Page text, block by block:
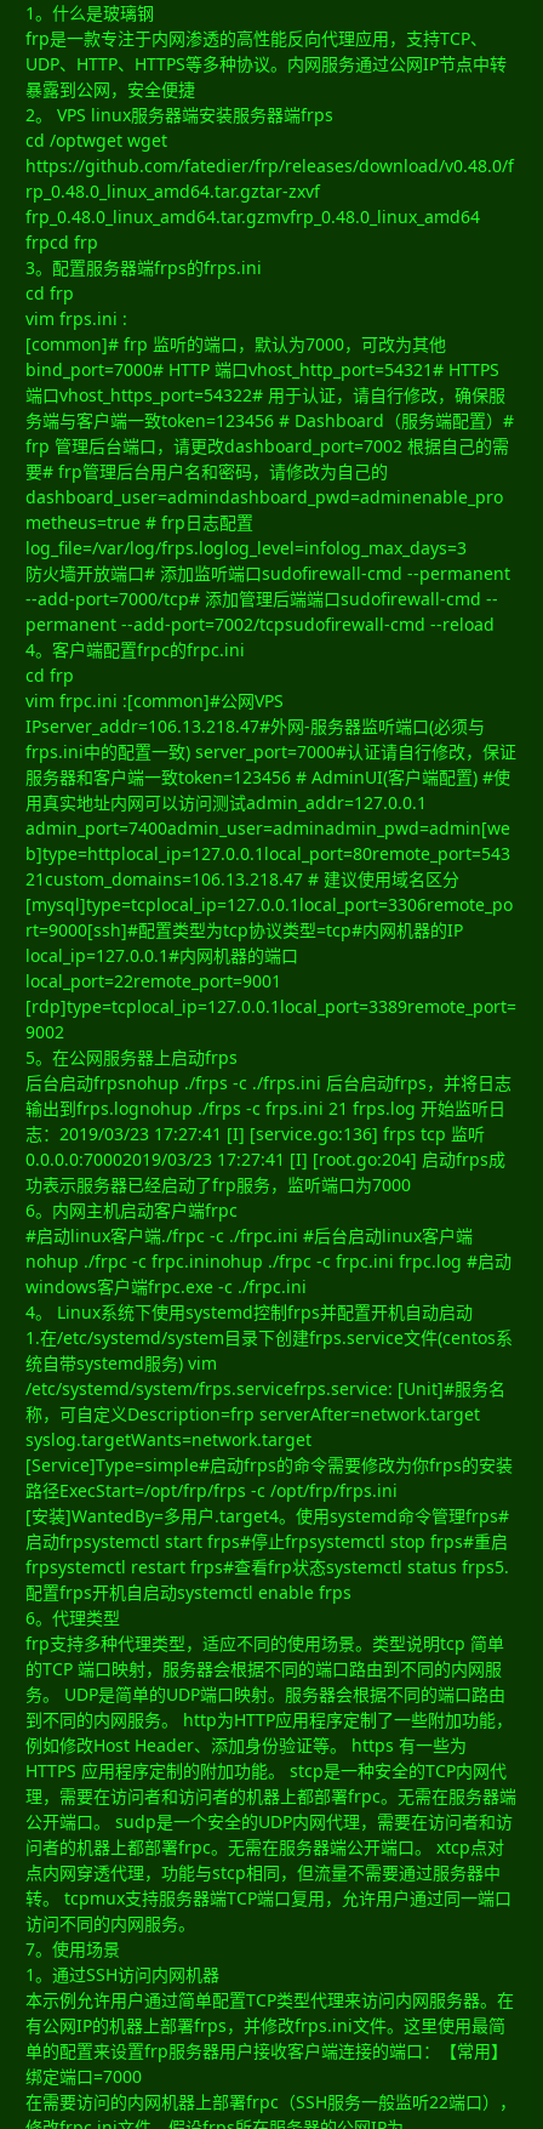
1。什么是玻璃钢
frp是一款专注于内网渗透的高性能反向代理应用，支持TCP、
UDP、HTTP、HTTPS等多种协议。内网服务通过公网IP节点中转
暴露到公网，安全便捷
2。 VPS linux服务器端安装服务器端frps
cd /optwget wget
https://github.com/fatedier/frp/releases/download/v0.48.0/f
rp_0.48.0_linux_amd64.tar.gztar-zxvf
frp_0.48.0_linux_amd64.tar.gzmvfrp_0.48.0_linux_amd64
frpcd frp
3。配置服务器端frps的frps.ini
cd frp
vim frps.ini :
[common]# frp 监听的端口，默认为7000，可改为其他
bind_port=7000# HTTP 端口vhost_http_port=54321# HTTPS
端口vhost_https_port=54322# 用于认证，请自行修改，确保服
务端与客户端一致token=123456 # Dashboard（服务端配置）#
frp 管理后台端口，请更改dashboard_port=7002 根据自己的需
要# frp管理后台用户名和密码，请修改为自己的
dashboard_user=admindashboard_pwd=adminenable_pro
metheus=true # frp日志配置
log_file=/var/log/frps.loglog_level=infolog_max_days=3
防火墙开放端口# 添加监听端口sudofirewall-cmd --permanent
--add-port=7000/tcp# 添加管理后端端口sudofirewall-cmd --
permanent --add-port=7002/tcpsudofirewall-cmd --reload
4。客户端配置frpc的frpc.ini
cd frp
vim frpc.ini :[common]#公网VPS
IPserver_addr=106.13.218.47#外网-服务器监听端口(必须与
frps.ini中的配置一致) server_port=7000#认证请自行修改，保证
服务器和客户端一致token=123456 # AdminUI(客户端配置) #使
用真实地址内网可以访问测试admin_addr=127.0.0.1
admin_port=7400admin_user=adminadmin_pwd=admin[we
b]type=httplocal_ip=127.0.0.1local_port=80remote_port=543
21custom_domains=106.13.218.47 # 建议使用域名区分
[mysql]type=tcplocal_ip=127.0.0.1local_port=3306remote_po
rt=9000[ssh]#配置类型为tcp协议类型=tcp#内网机器的IP
local_ip=127.0.0.1#内网机器的端口
local_port=22remote_port=9001
[rdp]type=tcplocal_ip=127.0.0.1local_port=3389remote_port=
9002
5。在公网服务器上启动frps
后台启动frpsnohup ./frps -c ./frps.ini 后台启动frps，并将日志
输出到frps.lognohup ./frps -c frps.ini 21 frps.log 开始监听日
志：2019/03/23 17:27:41 [I] [service.go:136] frps tcp 监听
0.0.0.0:70002019/03/23 17:27:41 [I] [root.go:204] 启动frps成
功表示服务器已经启动了frp服务，监听端口为7000
6。内网主机启动客户端frpc
#启动linux客户端./frpc -c ./frpc.ini #后台启动linux客户端
nohup ./frpc -c frpc.ininohup ./frpc -c frpc.ini frpc.log #启动
windows客户端frpc.exe -c ./frpc.ini
4。 Linux系统下使用systemd控制frps并配置开机自动启动
1.在/etc/systemd/system目录下创建frps.service文件(centos系
统自带systemd服务) vim
/etc/systemd/system/frps.servicefrps.service: [Unit]#服务名
称，可自定义Description=frp serverAfter=network.target
syslog.targetWants=network.target
[Service]Type=simple#启动frps的命令需要修改为你frps的安装
路径ExecStart=/opt/frp/frps -c /opt/frp/frps.ini
[安装]WantedBy=多用户.target4。使用systemd命令管理frps#
启动frpsystemctl start frps#停止frpsystemctl stop frps#重启
frpsystemctl restart frps#查看frp状态systemctl status frps5.
配置frps开机自启动systemctl enable frps
6。代理类型
frp支持多种代理类型，适应不同的使用场景。类型说明tcp 简单
的TCP 端口映射，服务器会根据不同的端口路由到不同的内网服
务。 UDP是简单的UDP端口映射。服务器会根据不同的端口路由
到不同的内网服务。 http为HTTP应用程序定制了一些附加功能，
例如修改Host Header、添加身份验证等。 https 有一些为
HTTPS 应用程序定制的附加功能。 stcp是一种安全的TCP内网代
理，需要在访问者和访问者的机器上都部署frpc。无需在服务器端
公开端口。 sudp是一个安全的UDP内网代理，需要在访问者和访
问者的机器上都部署frpc。无需在服务器端公开端口。 xtcp点对
点内网穿透代理，功能与stcp相同，但流量不需要通过服务器中
转。 tcpmux支持服务器端TCP端口复用，允许用户通过同一端口
访问不同的内网服务。
7。使用场景
1。通过SSH访问内网机器
本示例允许用户通过简单配置TCP类型代理来访问内网服务器。在
有公网IP的机器上部署frps，并修改frps.ini文件。这里使用最简
单的配置来设置frp服务器用户接收客户端连接的端口：【常用】
绑定端口=7000
在需要访问的内网机器上部署frpc（SSH服务一般监听22端口），